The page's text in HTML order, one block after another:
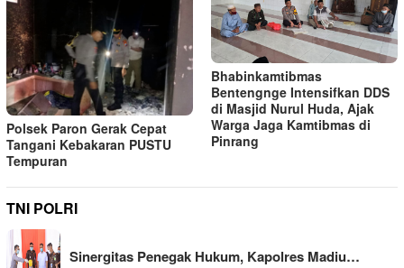
Polsek Paron Gerak Cepat
Tangani Kebakaran PUSTU
Tempuran
Bhabinkamtibmas
Bentengnge Intensifkan DDS
di Masjid Nurul Huda, Ajak
Warga Jaga Kamtibmas di
Pinrang
TNI POLRI
Sinergitas Penegak Hukum, Kapolres Madiu…